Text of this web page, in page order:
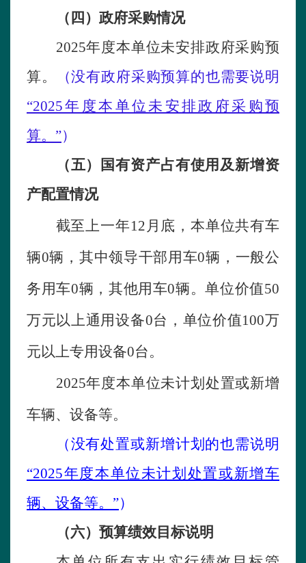
（四）政府采购情况
2025年度本单位未安排政府采购预
算。 （没有政府采购预算的也需要说明
“2025年度本单位未安排政府采购预
算。”）
（五）国有资产占有使用及新增资
产配置情况
截至上一年12月底， 本单位共有车
辆0辆，其中领导干部用车0辆，一般公
务用车0辆，其他用车0辆。单位价值50
万元以上通用设备0台， 单位价值100万
元以上专用设备0台。
2025年度本单位未计划处置或新增
车辆、设备等。
（没有处置或新增计划的也需说明
“2025年度本单位未计划处置或新增车
辆、设备等。”）
（六）预算绩效目标说明